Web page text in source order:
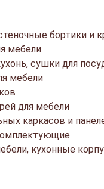
бортики и
мебели
сушки для
мебели
для мебели
каркасов и
кухонные